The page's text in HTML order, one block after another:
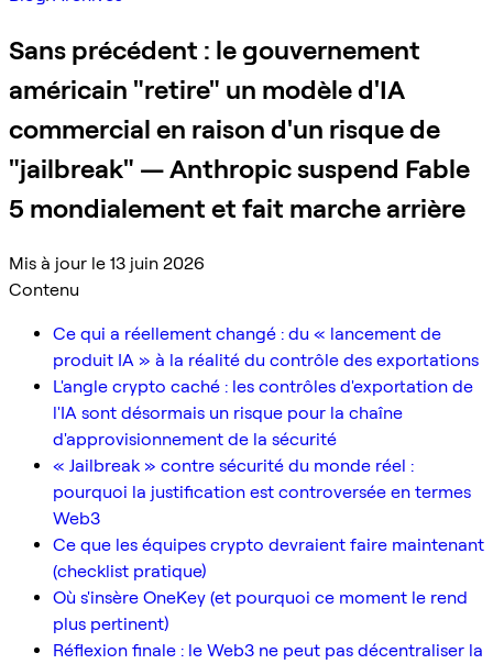
Sans précédent : le gouvernement
américain "retire" un modèle d'IA
commercial en raison d'un risque de
"jailbreak" — Anthropic suspend Fable
5 mondialement et fait marche arrière
Mis à jour le 13 juin 2026
Contenu
Ce qui a réellement changé : du « lancement de
produit IA » à la réalité du contrôle des exportations
L'angle crypto caché : les contrôles d'exportation de
l'IA sont désormais un risque pour la chaîne
d'approvisionnement de la sécurité
« Jailbreak » contre sécurité du monde réel :
pourquoi la justification est controversée en termes
Web3
Ce que les équipes crypto devraient faire maintenant
(checklist pratique)
Où s'insère OneKey (et pourquoi ce moment le rend
plus pertinent)
Réflexion finale : le Web3 ne peut pas décentraliser la